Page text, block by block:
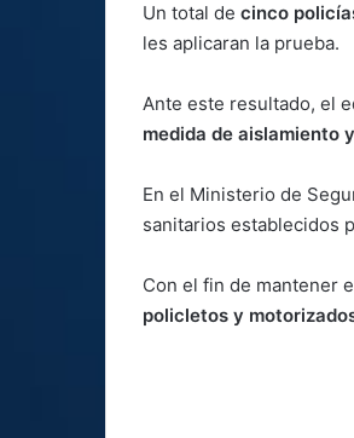
Un total de cinco
les aplicaran la prueba.
Ante este resultado, el
medida de aislamiento
En el Ministerio de
sanitarios establecidos
Con el fin de mantener
policletos y